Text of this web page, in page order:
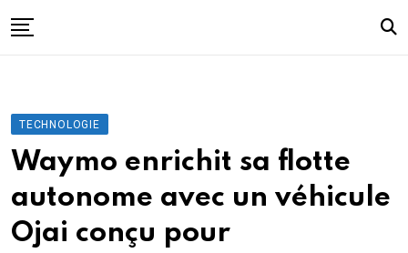
to
Santé
Énergie
Robots
Tech.
TECHNOLOGIE
Waymo enrichit sa flotte
autonome avec un véhicule
Ojai conçu pour